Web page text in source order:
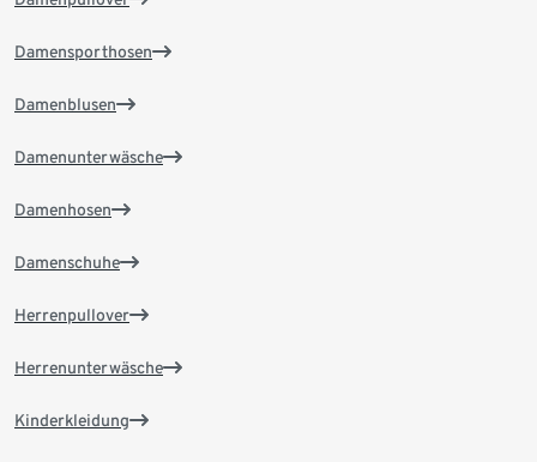
Damensporthosen
Damenblusen
Damenunterwäsche
Damenhosen
Damenschuhe
Herrenpullover
Herrenunterwäsche
Kinderkleidung